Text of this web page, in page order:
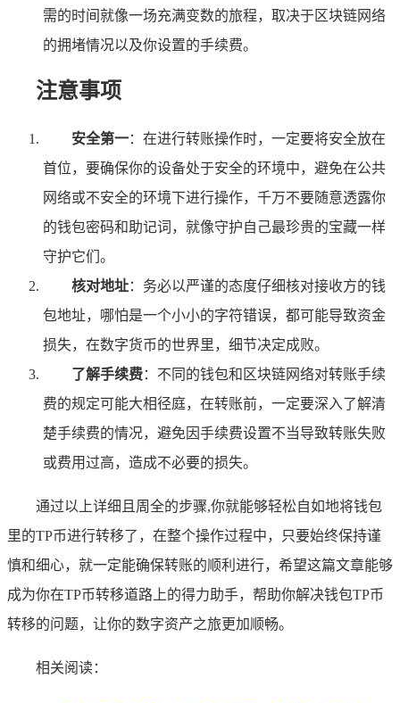
需的时间就像一场充满变数的旅程，取决于区块链网络
的拥堵情况以及你设置的手续费。
注意事项
安全第一：在进行转账操作时，一定要将安全放在
首位，要确保你的设备处于安全的环境中，避免在公共
网络或不安全的环境下进行操作，千万不要随意透露你
的钱包密码和助记词，就像守护自己最珍贵的宝藏一样
守护它们。
核对地址：务必以严谨的态度仔细核对接收方的钱
包地址，哪怕是一个小小的字符错误，都可能导致资金
损失，在数字货币的世界里，细节决定成败。
了解手续费：不同的钱包和区块链网络对转账手续
费的规定可能大相径庭，在转账前，一定要深入了解清
楚手续费的情况，避免因手续费设置不当导致转账失败
或费用过高，造成不必要的损失。
通过以上详细且周全的步骤,你就能够轻松自如地将钱包
里的TP币进行转移了，在整个操作过程中，只要始终保持谨
慎和细心，就一定能确保转账的顺利进行，希望这篇文章能够
成为你在TP币转移道路上的得力助手，帮助你解决钱包TP币
转移的问题，让你的数字资产之旅更加顺畅。
相关阅读：